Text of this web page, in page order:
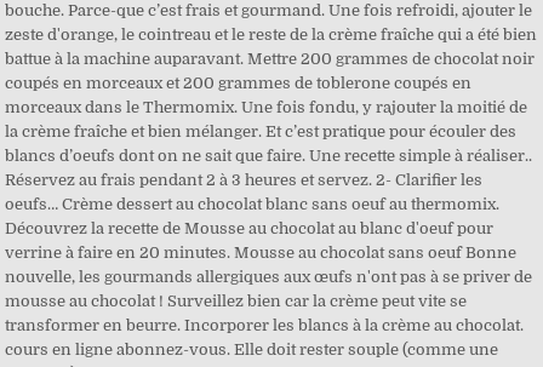
bouche. Parce-que c’est frais et gourmand. Une fois refroidi, ajouter le
zeste d'orange, le cointreau et le reste de la crème fraîche qui a été bien
battue à la machine auparavant. Mettre 200 grammes de chocolat noir
coupés en morceaux et 200 grammes de toblerone coupés en
morceaux dans le Thermomix. Une fois fondu, y rajouter la moitié de
la crème fraîche et bien mélanger. Et c’est pratique pour écouler des
blancs d’oeufs dont on ne sait que faire. Une recette simple à réaliser..
Réservez au frais pendant 2 à 3 heures et servez. 2- Clarifier les
oeufs… Crème dessert au chocolat blanc sans oeuf au thermomix.
Découvrez la recette de Mousse au chocolat au blanc d'oeuf pour
verrine à faire en 20 minutes. Mousse au chocolat sans oeuf Bonne
nouvelle, les gourmands allergiques aux œufs n'ont pas à se priver de
mousse au chocolat ! Surveillez bien car la crème peut vite se
transformer en beurre. Incorporer les blancs à la crème au chocolat.
cours en ligne abonnez-vous. Elle doit rester souple (comme une